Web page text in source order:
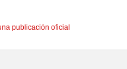
publicación oficial